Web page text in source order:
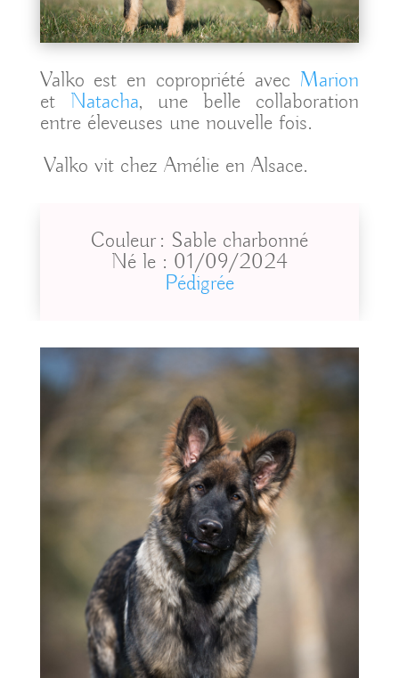
Valko est en copropriété avec Marion
et Natacha, une belle collaboration
entre éleveuses une nouvelle fois.
Valko vit chez Amélie en Alsace.
Couleur : Sable charbonné
Né le : 01/09/2024
Pédigrée